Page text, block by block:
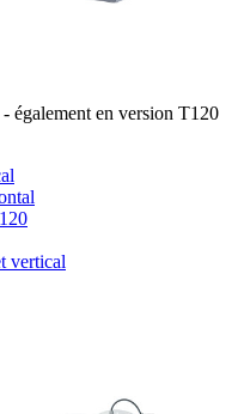
également en version T120
vertical